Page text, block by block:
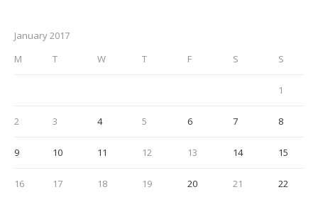
January 2017
M
T W T F S S
1
2 3 4 5 6 7 8
9 10 11 12 13 14 15
16 17 18 19 20 21 22